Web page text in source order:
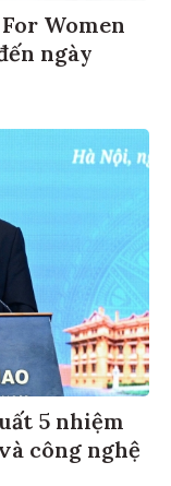
Women
ngày
5 nhiệm
công nghệ